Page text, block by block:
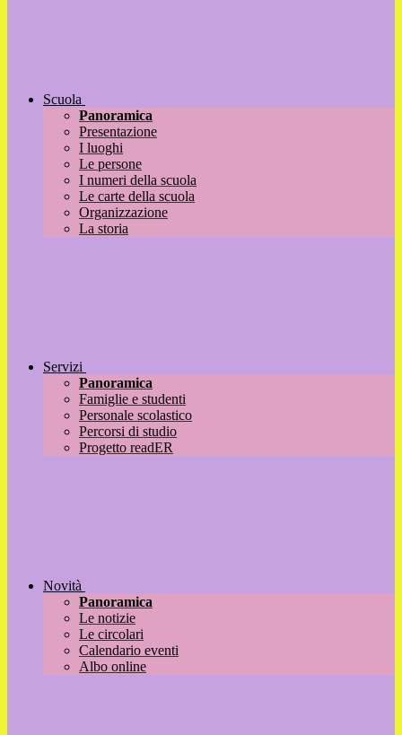
Scuola
Panoramica
Presentazione
I luoghi
Le persone
I numeri della scuola
Le carte della scuola
Organizzazione
La storia
Servizi
Panoramica
Famiglie e studenti
Personale scolastico
Percorsi di studio
Progetto readER
Novità
Panoramica
Le notizie
Le circolari
Calendario eventi
Albo online